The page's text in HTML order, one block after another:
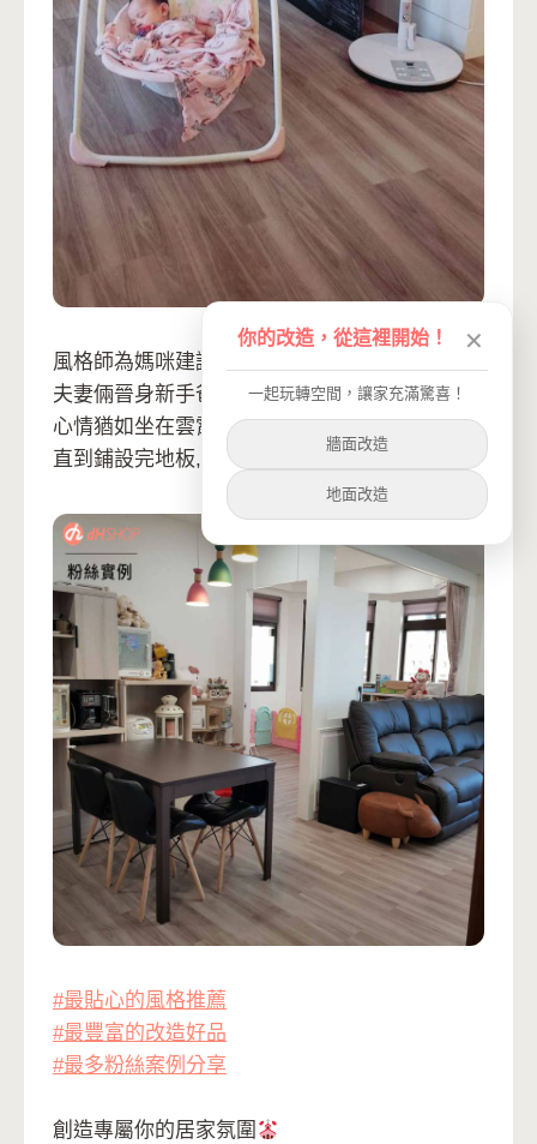
風格師為媽咪建議百搭花色
夫妻倆晉身新手爸媽
心情猶如坐在雲霄飛車上, 從期待萬分轉為緊張
直到鋪設完地板, 才發現擁有一個新家是踏實的
#最貼心的風格推薦
#最豐富的改造好品
#最多粉絲案例分享
創造專屬你的居家氛圍
你的改造，從這裡開始！ ✕
一起玩轉空間，讓家充滿驚喜！
牆面改造
地面改造